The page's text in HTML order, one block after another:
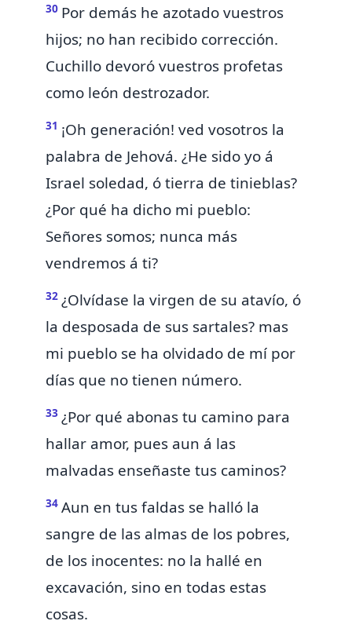
30 Por demás he azotadovuestros
hijos; no han recibido corrección.
Cuchillo devoró vuestros profetas
como león destrozador.
31 ¡Oh generación! ved vosotros la
palabra de Jehová. ¿He sido yo á
Israel soledad, ó tierra de tinieblas?
¿Por qué ha dicho mi pueblo:
Señores somos; nunca más
vendremos á ti?
32 ¿Olvídase la virgen de su atavío, ó
la desposada de sus sartales? mas
mi pueblo se ha olvidado de mí por
días que no tienen número.
33 ¿Por qué abonas tu camino para
hallar amor, pues aun á las
malvadas enseñaste tus caminos?
34 Aun en tus faldas se halló la
sangre de las almas de los pobres,
de los inocentes: no la hallé en
excavación, sino en todas estas
cosas.